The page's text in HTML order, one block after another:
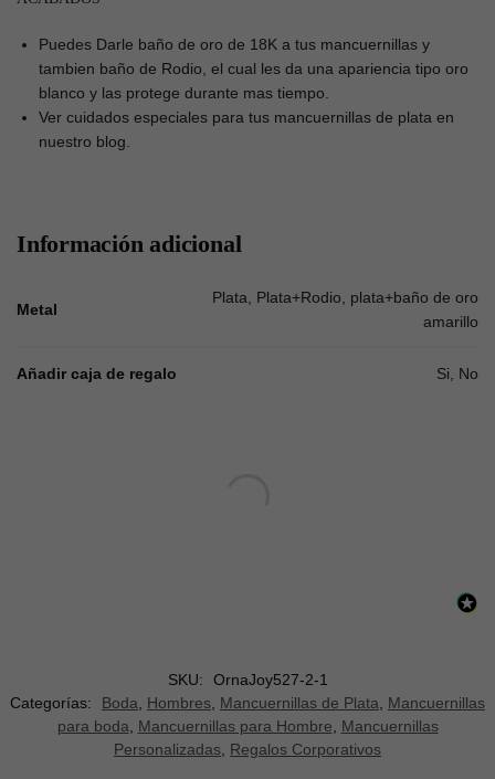
Puedes Darle baño de oro de 18K a tus mancuernillas y
tambien baño de Rodio, el cual les da una apariencia tipo oro
blanco y las protege durante mas tiempo.
Ver cuidados especiales para tus mancuernillas de plata en
nuestro blog.
Información adicional
Metal
Plata, Plata+Rodio, plata+baño de oro
amarillo
Añadir caja de regalo Si, No
SKU:
OrnaJoy527-2-1
Categorías:
Boda Hombres Mancuernillas de Plata
Mancuernillas
para boda
Mancuernillas para Hombre
Mancuernillas
Personalizadas Regalos Corporativos